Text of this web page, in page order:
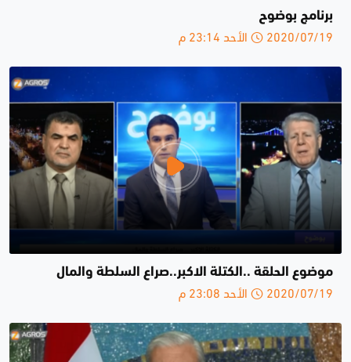
برنامج بوضوح
2020/07/19 الأحد 23:14 م
موضوع الحلقة ..الكتلة الاكبر..صراع السلطة والمال
2020/07/19 الأحد 23:08 م